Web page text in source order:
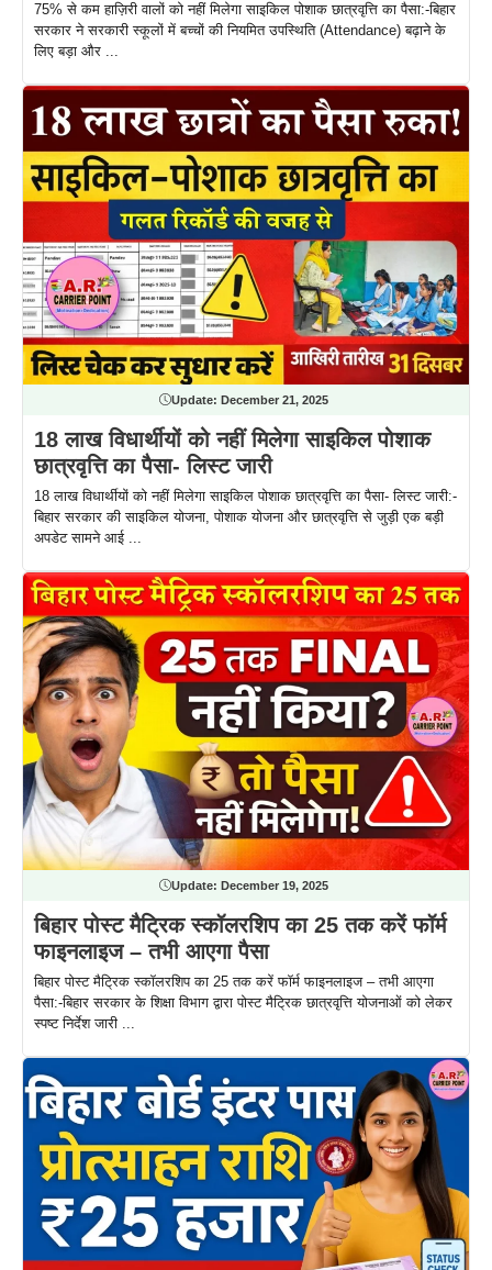
75% से कम हाज़िरी वालों को नहीं मिलेगा साइकिल पोशाक छात्रवृत्ति का पैसा:-बिहार
सरकार ने सरकारी स्कूलों में बच्चों की नियमित उपस्थिति (Attendance) बढ़ाने के
लिए बड़ा और ...
Update: December 21, 2025
18 लाख विधार्थीयों को नहीं मिलेगा साइकिल पोशाक
छात्रवृत्ति का पैसा- लिस्ट जारी
18 लाख विधार्थीयों को नहीं मिलेगा साइकिल पोशाक छात्रवृत्ति का पैसा- लिस्ट जारी:-
बिहार सरकार की साइकिल योजना, पोशाक योजना और छात्रवृत्ति से जुड़ी एक बड़ी
अपडेट सामने आई ...
Update: December 19, 2025
बिहार पोस्ट मैट्रिक स्कॉलरशिप का 25 तक करें फॉर्म
फाइनलाइज – तभी आएगा पैसा
बिहार पोस्ट मैट्रिक स्कॉलरशिप का 25 तक करें फॉर्म फाइनलाइज – तभी आएगा
पैसा:-बिहार सरकार के शिक्षा विभाग द्वारा पोस्ट मैट्रिक छात्रवृत्ति योजनाओं को लेकर
स्पष्ट निर्देश जारी ...